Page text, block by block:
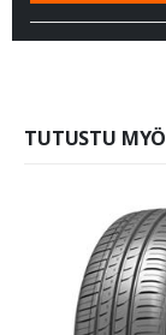
TUTUSTU